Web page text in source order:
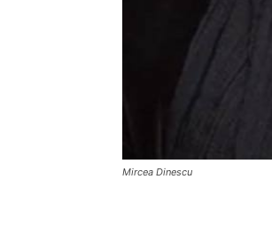
Mircea Dinescu